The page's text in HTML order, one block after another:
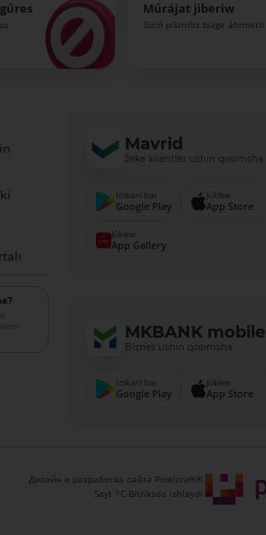
Múrájat jiberiw
Siziń pikirińiz bizge áhmietli
Mavrid
Jeke klientler ushın qosımsha
Imkani bar
Google Play
Júklew
App Store
Júklew
App Gallery
MKBANK mobile
Biznes ushın qosımsha
Imkani bar
Google Play
Júklew
App Store
Дизайн и разработка сайта Pixelcraft®
Sayt 1C-Bitriksda ishlaydi